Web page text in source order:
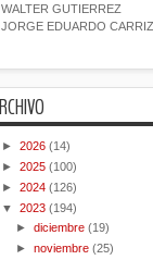
WALTER GUTIERREZ
JORGE EDUARDO
► 2026 (14)
► 2025 (100)
► 2024 (126)
▼ 2023 (194)
►diciembre (19)
►noviembre (25)